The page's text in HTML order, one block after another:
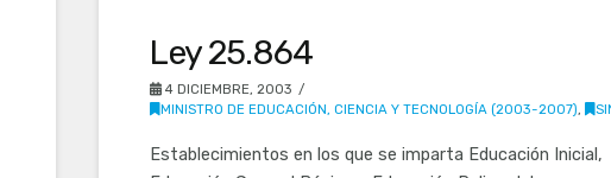
Ley 25.864
4 DICIEMBRE, 2003
MINISTRO DE EDUCACIÓN, CIENCIA Y TECNOLOGÍA (2003-2007),
Establecimientos en los que se imparta Educación Inicial,